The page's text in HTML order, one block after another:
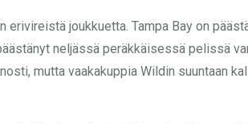
erivireistä joukkuetta. Tampa Bay on
neljässä peräkkäisessä pelissä
mutta vaakakuppia Wildin suuntaan